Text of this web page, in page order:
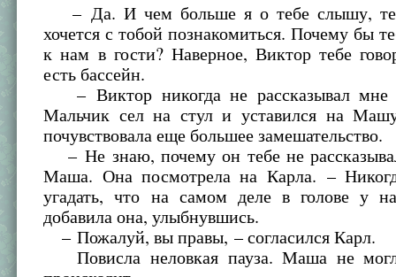
– Да. И чем больше я о тебе слышу,
хочется с тобой познакомиться. Почему бы
к нам в гости? Наверное, Виктор тебе
есть бассейн.
– Виктор никогда не рассказывал мне
Мальчик сел на стул и уставился на
почувствовала еще большее замешательство.
– Не знаю, почему он тебе не
Маша. Она посмотрела на Карла. –
угадать, что на самом деле в голове у
добавила она, улыбнувшись.
– Пожалуй, вы правы, – согласился Карл.
Повисла неловкая пауза. Маша не